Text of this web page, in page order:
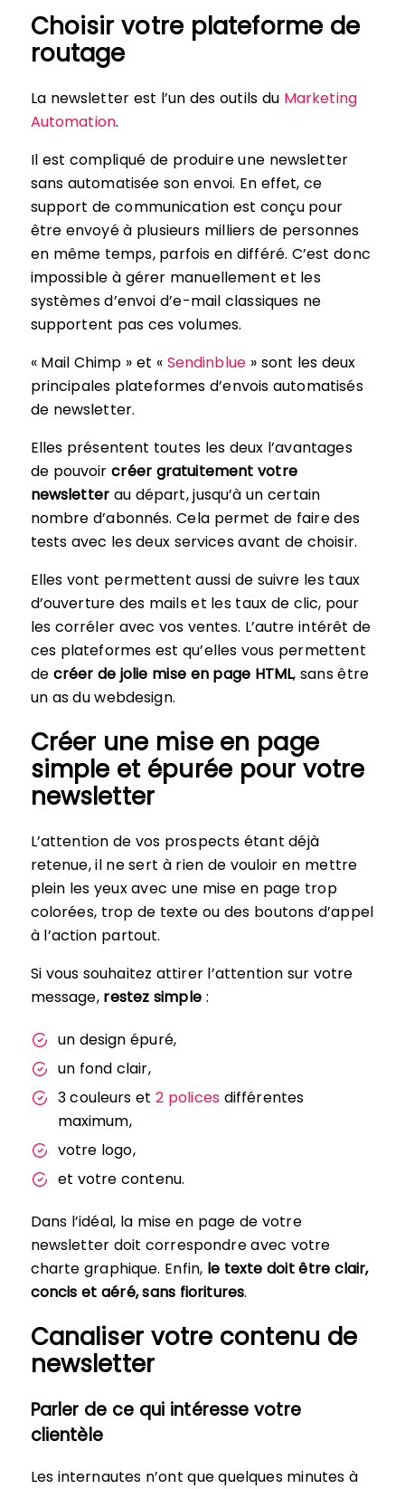
Choisir votre plateforme de
routage
La newsletter est l’un des outils du Marketing
Automation.
Il est compliqué de produire une newsletter
sans automatisée son envoi. En effet, ce
support de communication est conçu pour
être envoyé à plusieurs milliers de personnes
en même temps, parfois en différé. C’est donc
impossible à gérer manuellement et les
systèmes d’envoi d’e-mail classiques ne
supportent pas ces volumes.
« Mail Chimp » et « Sendinblue » sont les deux
principales plateformes d’envois automatisés
de newsletter.
Elles présentent toutes les deux l’avantages
de pouvoircréer gratuitement votre
newsletter au départ, jusqu’à un certain
nombre d’abonnés. Cela permet de faire des
tests avec les deux services avant de choisir.
Elles vont permettent aussi de suivre les taux
d’ouverture des mails et les taux de clic, pour
les corréler avec vos ventes. L’autre intérêt de
ces plateformes est qu’elles vous permettent
de créer de jolie mise en page HTML, sans être
un as du webdesign.
Créer une mise en page
simple et épurée pour votre
newsletter
L’attention de vos prospects étant déjà
retenue, il ne sert à rien de vouloir en mettre
plein les yeux avec une mise en page trop
colorées, trop de texte ou des boutons d’appel
à l’action partout.
Si vous souhaitez attirer l’attention sur votre
message, restez simple:
un design épuré,
un fond clair,
3 couleurs et2 polices différentes
maximum,
votre logo,
et votre contenu.
Dans l’idéal, la mise en page de votre
newsletter doit correspondre avec votre
charte graphique. Enfin, le texte doit être clair,
concis et aéré, sans fioritures.
Canaliser votre contenu de
newsletter
Parler de ce qui intéresse votre
clientèle
Les internautes n’ont que quelques minutes à